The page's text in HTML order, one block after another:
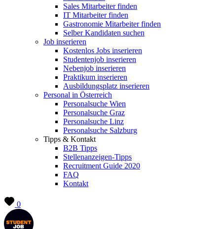
Sales Mitarbeiter finden
IT Mitarbeiter finden
Gastronomie Mitarbeiter finden
Selber Kandidaten suchen
Job inserieren
Kostenlos Jobs inserieren
Studentenjob inserieren
Nebenjob inserieren
Praktikum inserieren
Ausbildungsplatz inserieren
Personal in Österreich
Personalsuche Wien
Personalsuche Graz
Personalsuche Linz
Personalsuche Salzburg
Tipps & Kontakt
B2B Tipps
Stellenanzeigen-Tipps
Recruitment Guide 2020
FAQ
Kontakt
0